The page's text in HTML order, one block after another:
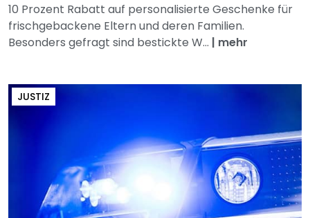
10 Prozent Rabatt auf personalisierte Geschenke für
frischgebackene Eltern und deren Familien.
Besonders gefragt sind bestickte W... | mehr
JUSTIZ